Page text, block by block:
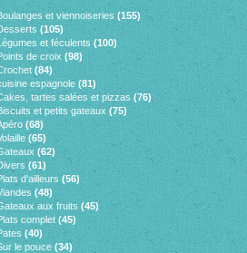
et viennoiseries (155)
(105)
et féculents (100)
de croix (98)
(84)
espagnole (81)
tartes salées et pizzas (76)
et petits gateaux (75)
(68)
(65)
(62)
(61)
d'ailleurs (56)
(48)
aux fruits (45)
complet(45)
(40)
le pouce (34)